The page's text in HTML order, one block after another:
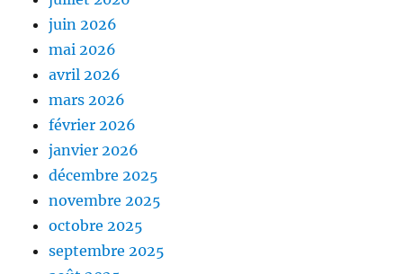
juin 2026
mai 2026
avril 2026
mars 2026
février 2026
janvier 2026
décembre 2025
novembre 2025
octobre 2025
septembre 2025